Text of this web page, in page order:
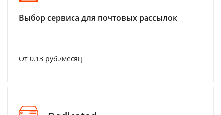
Выбор сервиса для почтовых рассылок
От 0.13 руб./месяц